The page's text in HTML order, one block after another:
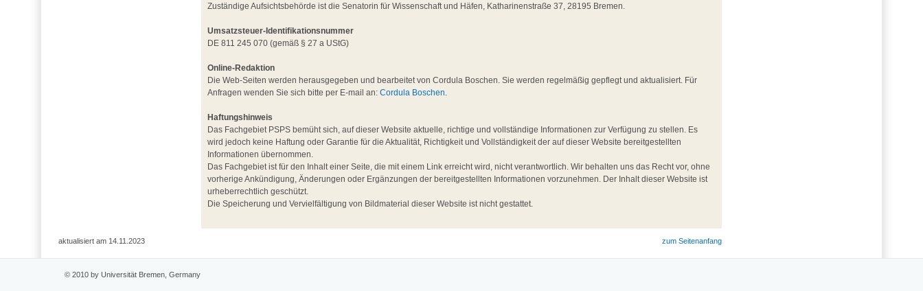
Zuständige Aufsichtsbehörde ist die Senatorin für Wissenschaft und Häfen, Katharinenstraße 37, 28195 Bremen.
Umsatzsteuer-Identifikationsnummer
DE 811 245 070 (gemäß § 27 a UStG)
Online-Redaktion
Die Web-Seiten werden herausgegeben und bearbeitet von Cordula Boschen. Sie werden regelmäßig gepflegt und aktualisiert. Für
Anfragen wenden Sie sich bitte per E-mail an:Cordula Boschen
Haftungshinweis
Das Fachgebiet PSPS bemüht sich, auf dieser Website aktuelle, richtige und vollständige Informationen zur Verfügung zu stellen. Es
wird jedoch keine Haftung oder Garantie für die Aktualität, Richtigkeit und Vollständigkeit der auf dieser Website bereitgestellten
Informationen übernommen.
Das Fachgebiet ist für den Inhalt einer Seite, die mit einem Link erreicht wird, nicht verantwortlich. Wir behalten uns das Recht vor, ohne
vorherige Ankündigung, Änderungen oder Ergänzungen der bereitgestellten Informationen vorzunehmen. Der Inhalt dieser Website ist
urheberrechtlich geschützt.
Die Speicherung und Vervielfältigung von Bildmaterial dieser Website ist nicht gestattet.
aktualisiert am 14.11.2023 zum Seitenanfang
© 2010 by Universität Bremen, Germany